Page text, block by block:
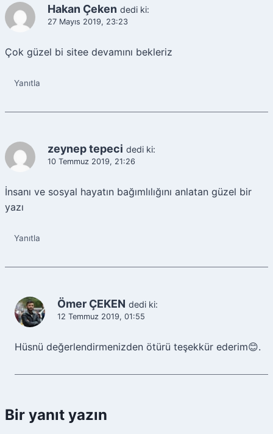
Hakan Çeken dedi ki:
27 Mayıs 2019, 23:23
Çok güzel bi sitee devamını bekleriz
Yanıtla
zeynep tepeci dedi ki:
10 Temmuz 2019, 21:26
İnsanı ve sosyal hayatın bağımlılığını anlatan güzel bir
yazı
Yanıtla
Ömer ÇEKEN dedi ki:
12 Temmuz 2019, 01:55
Hüsnü değerlendirmenizden ötürü teşekkür ederim😊.
Bir yanıt yazın